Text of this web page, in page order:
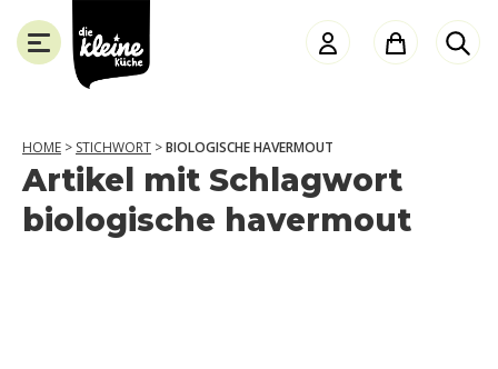
Die
Kleine
Küche
SLUITEN
HOME > STICHWORT >BIOLOGISCHE HAVERMOUT
Artikel mit Schlagwort
biologische havermout